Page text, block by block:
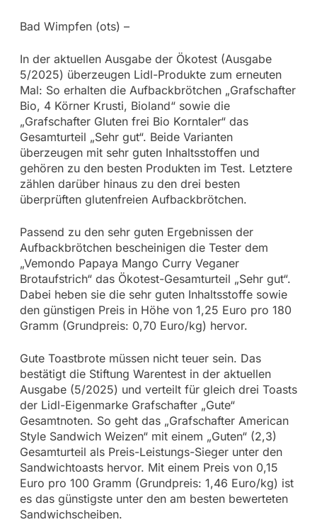
Bad Wimpfen (ots) –
In der aktuellen Ausgabe der Ökotest (Ausgabe
5/2025) überzeugen Lidl-Produkte zum erneuten
Mal: So erhalten die Aufbackbrötchen „Grafschafter
Bio, 4 Körner Krusti, Bioland“ sowie die
„Grafschafter Gluten frei Bio Korntaler“ das
Gesamturteil „Sehr gut“. Beide Varianten
überzeugen mit sehr guten Inhaltsstoffen und
gehören zu den besten Produkten im Test. Letztere
zählen darüber hinaus zu den drei besten
überprüften glutenfreien Aufbackbrötchen.
Passend zu den sehr guten Ergebnissen der
Aufbackbrötchen bescheinigen die Tester dem
„Vemondo Papaya Mango Curry Veganer
Brotaufstrich“ das Ökotest-Gesamturteil „Sehr gut“.
Dabei heben sie die sehr guten Inhaltsstoffe sowie
den günstigen Preis in Höhe von 1,25 Euro pro 180
Gramm (Grundpreis: 0,70 Euro/kg) hervor.
Gute Toastbrote müssen nicht teuer sein. Das
bestätigt die Stiftung Warentest in der aktuellen
Ausgabe (5/2025) und verteilt für gleich drei Toasts
der Lidl-Eigenmarke Grafschafter „Gute“
Gesamtnoten. So geht das „Grafschafter American
Style Sandwich Weizen“ mit einem „Guten“ (2,3)
Gesamturteil als Preis-Leistungs-Sieger unter den
Sandwichtoasts hervor. Mit einem Preis von 0,15
Euro pro 100 Gramm (Grundpreis: 1,46 Euro/kg) ist
es das günstigste unter den am besten bewerteten
Sandwichscheiben.